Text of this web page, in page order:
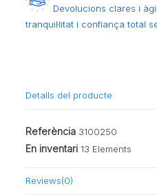
Devolucions clares i
tranquil·litat i confiança total
Detalls del producte
Referència 3100250
En inventari 13 Elements
Reviews(0)